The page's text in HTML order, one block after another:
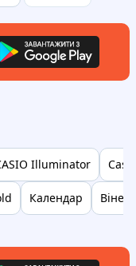
Illuminator
Календар